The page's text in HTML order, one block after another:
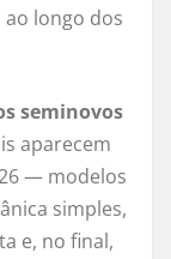
ao longo dos
seminovos
aparecem
— modelos
simples,
e, no final,